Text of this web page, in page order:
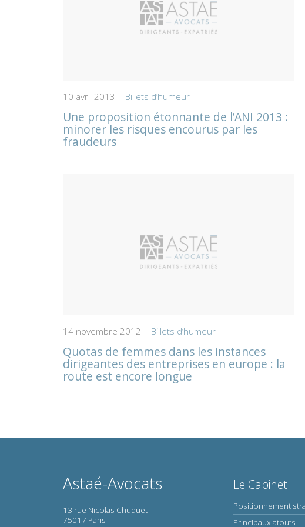
10 avril 2013 | Billets d’humeur
Une proposition étonnante de l’ANI 2013 :
minorer les risques encourus par les
fraudeurs
14 novembre 2012 | Billets d’humeur
Quotas de femmes dans les instances
dirigeantes des entreprises en europe : la
route est encore longue
Astaé-Avocats
13 rue Nicolas Chuquet
75017 Paris
Le Cabinet
Positionnement
Principaux atouts